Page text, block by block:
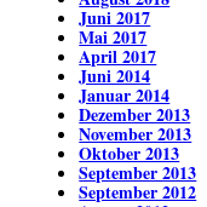
Juni 2017
Mai 2017
April 2017
Juni 2014
Januar 2014
Dezember 2013
November 2013
Oktober 2013
September 2013
September 2012